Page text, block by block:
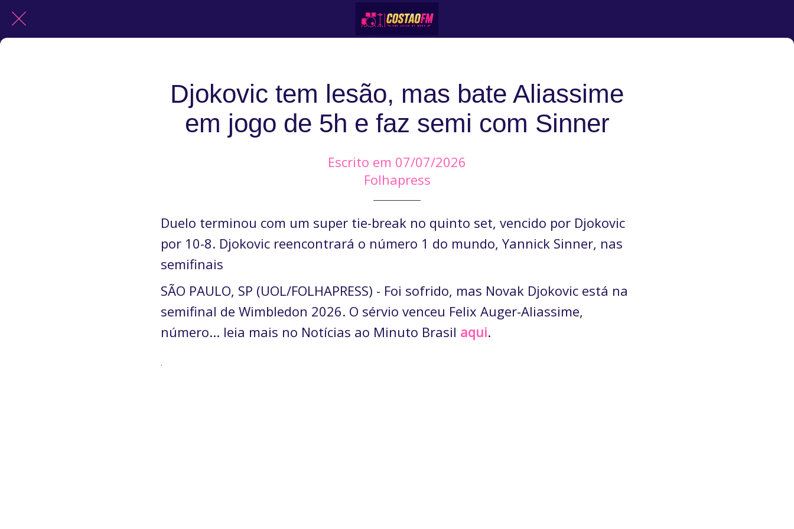
Djokovic tem lesão, mas bate Aliassime
em jogo de 5h e faz semi com Sinner
Escrito em 07/07/2026
Folhapress
Duelo terminou com um super tie-break no quinto set, vencido por Djokovic
por 10-8. Djokovic reencontrará o número 1 do mundo, Yannick Sinner, nas
semifinais
SÃO PAULO, SP (UOL/FOLHAPRESS) - Foi sofrido, mas Novak Djokovic está na
semifinal de Wimbledon 2026. O sérvio venceu Felix Auger-Aliassime,
número... leia mais no Notícias ao Minuto Brasil aqui.
.